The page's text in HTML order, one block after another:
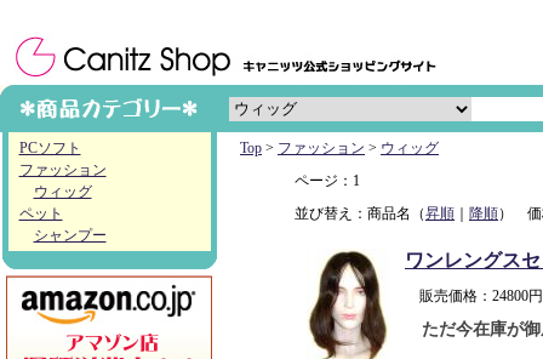
PCソフト
ファッション
ウィッグ
ペット
シャンプー
Top > ファッション > ウィッグ
ページ：1
並び替え：商品名（昇順 降順） 価
ワンレングス
販売価格：
ただ今在庫が